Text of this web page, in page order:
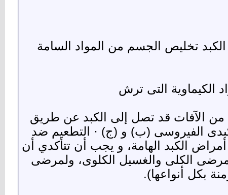
تخليص الجسم من المواد السامة
من الآفات قد تصل إلى الكبد عن طريق
الفيروسى (ب) و (ج) · التطعيم ضد
الكبد الهامة، و يجب أن تتأكدي أن
الكلى والغسيل الكلوى، ولمرضى
بكل أنواعها).